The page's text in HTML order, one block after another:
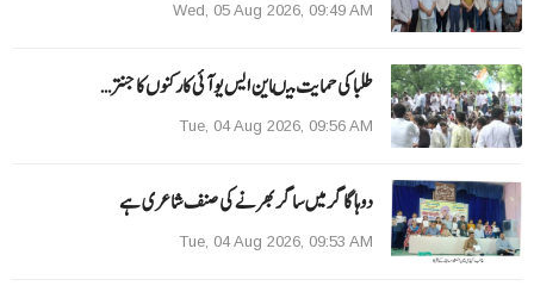
Wed, 05 Aug 2026, 09:49 AM
طلبا کی حمایت میںاین ایس یو آئی کارکنوں کا جنتر…
Tue, 04 Aug 2026, 09:56 AM
دوہا گاگر میں ساگر بھرنے کی صنف شاعری ہے
Tue, 04 Aug 2026, 09:53 AM